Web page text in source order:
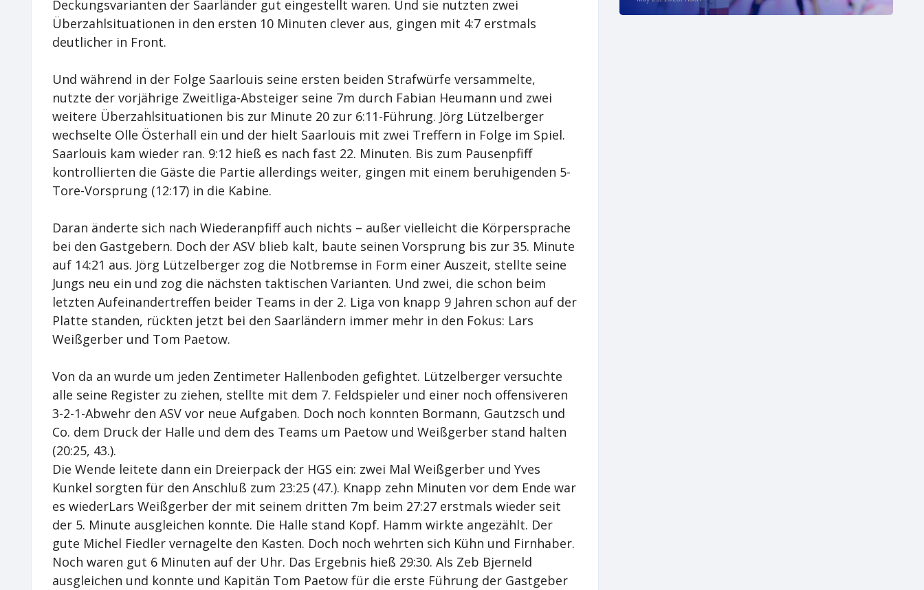
Deckungsvarianten der Saarländer gut eingestellt waren. Und sie nutzten zwei
Überzahlsituationen in den ersten 10 Minuten clever aus, gingen mit 4:7 erstmals
deutlicher in Front.
Und während in der Folge Saarlouis seine ersten beiden Strafwürfe versammelte,
nutzte der vorjährige Zweitliga-Absteiger seine 7m durch Fabian Heumann und zwei
weitere Überzahlsituationen bis zur Minute 20 zur 6:11-Führung. Jörg Lützelberger
wechselte Olle Österhall ein und der hielt Saarlouis mit zwei Treffern in Folge im Spiel.
Saarlouis kam wieder ran. 9:12 hieß es nach fast 22. Minuten. Bis zum Pausenpfiff
kontrollierten die Gäste die Partie allerdings weiter, gingen mit einem beruhigenden 5-
Tore-Vorsprung (12:17) in die Kabine.
Daran änderte sich nach Wiederanpfiff auch nichts – außer vielleicht die Körpersprache
bei den Gastgebern. Doch der ASV blieb kalt, baute seinen Vorsprung bis zur 35. Minute
auf 14:21 aus. Jörg Lützelberger zog die Notbremse in Form einer Auszeit, stellte seine
Jungs neu ein und zog die nächsten taktischen Varianten. Und zwei, die schon beim
letzten Aufeinandertreffen beider Teams in der 2. Liga von knapp 9 Jahren schon auf der
Platte standen, rückten jetzt bei den Saarländern immer mehr in den Fokus: Lars
Weißgerber und Tom Paetow.
Von da an wurde um jeden Zentimeter Hallenboden gefightet. Lützelberger versuchte
alle seine Register zu ziehen, stellte mit dem 7. Feldspieler und einer noch offensiveren
3-2-1-Abwehr den ASV vor neue Aufgaben. Doch noch konnten Bormann, Gautzsch und
Co. dem Druck der Halle und dem des Teams um Paetow und Weißgerber stand halten
(20:25, 43.).
Die Wende leitete dann ein Dreierpack der HGS ein: zwei Mal Weißgerber und Yves
Kunkel sorgten für den Anschluß zum 23:25 (47.). Knapp zehn Minuten vor dem Ende war
es wiederLars Weißgerber der mit seinem dritten 7m beim 27:27 erstmals wieder seit
der 5. Minute ausgleichen konnte. Die Halle stand Kopf. Hamm wirkte angezählt. Der
gute Michel Fiedler vernagelte den Kasten. Doch noch wehrten sich Kühn und Firnhaber.
Noch waren gut 6 Minuten auf der Uhr. Das Ergebnis hieß 29:30. Als Zeb Bjerneld
ausgleichen und konnte und Kapitän Tom Paetow für die erste Führung der Gastgeber